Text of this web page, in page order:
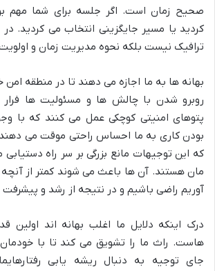
صحیح زمان است. اگر جلسه برای شما مهم
کردید یا مسیر جایگزینی انتخاب می کردید.
ترافیک نیست بلکه نحوه مدیریت زمان و
بهانه ها به ما اجازه می دهند تا در منطقه امن
روبرو شدن با چالش ها و مسئولیت ها فرار
پتوهای امنیتی کوچکی عمل می کنند که با
بودن کاری به ما احساس راحتی موقت می
که این توجیهات مانع بزرگی بر سر راه
مان هستند. آن ها باعث می شوند کمتر از
آوریم راضی باشیم و در نتیجه از رشد و پیشرفت
درک اینکه دلایل ما اغلب بهانه اند اولین
هاست. راث ما را تشویق می کند تا با
جای توجیه به دنبال ریشه یابی